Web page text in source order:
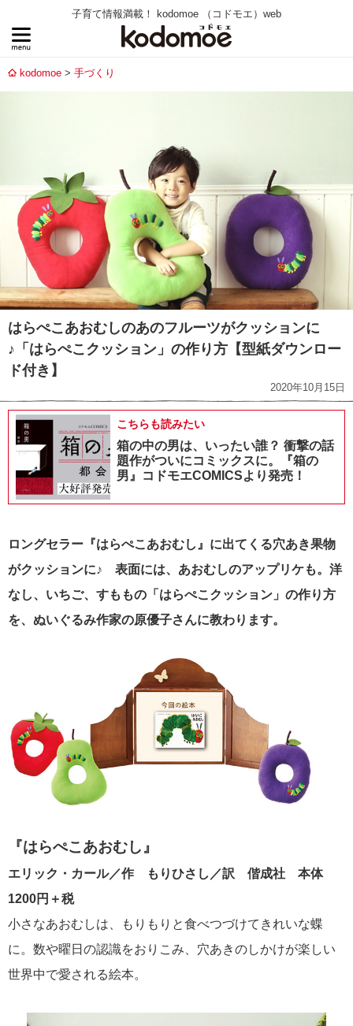
子育て情報満載！ kodomoe （コドモエ）web
kodomoe 手づくり
はらぺこあおむしのあのフルーツがクッションに
♪「はらぺこクッション」の作り方【型紙ダウンロー
ド付き】
2020年10月15日
こちらも読みたい
箱の中の男は、いったい誰？ 衝撃の話
題作がついにコミックスに。『箱の
男』コドモエCOMICSより発売！
ロングセラー『はらぺこあおむし』に出てくる穴あき果物
がクッションに♪ 表面には、あおむしのアップリケも。洋
なし、いちご、すももの「はらぺこクッション」の作り方
を、ぬいぐるみ作家の原優子さんに教わります。
『はらぺこあおむし』
エリック・カール／作 もりひさし／訳 偕成社 本体
1200円＋税
小さなあおむしは、もりもりと食べつづけてきれいな蝶
に。数や曜日の認識をおりこみ、穴あきのしかけが楽しい
世界中で愛される絵本。